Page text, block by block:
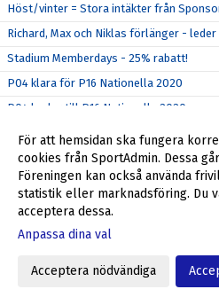
Höst/vinter = Stora intäkter från
Richard, Max och Niklas förlänger -
Stadium Memberdays - 25% rabatt!
P04 klara för P16 Nationella 2020
P04 kvalar till P16 Nationella 2020
Föreningsdagar på Stadium Svågertorp
Ulf Jansson om återkomsten till Kvarnby
Stöd Kvarnby IK när du handlar på
Välkommen tillbaka till Kvarnby IK, Ulf
Grymt helgerbjudande till alla i Kvarnby IK
Fantastiskt erbjudande från Kvarnby IK
Min Fotboll - den nya appen i svensk
För att hemsidan ska fungera
cookies från SportAdmin. Dessa
Föreningen kan också använda
statistik eller marknadsföring. Du
acceptera dessa.
Anpassa dina val
Acceptera nödvändiga